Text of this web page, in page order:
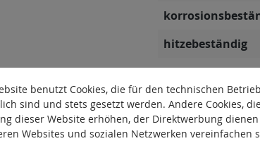
hitzebeständig
Produkttyp
Material
benutzt Cookies, die für den technischen
sind und stets gesetzt werden. Andere Cookies,
dieser Website erhöhen, der Direktwerbung
Websites und sozialen Netzwerken vereinfachen